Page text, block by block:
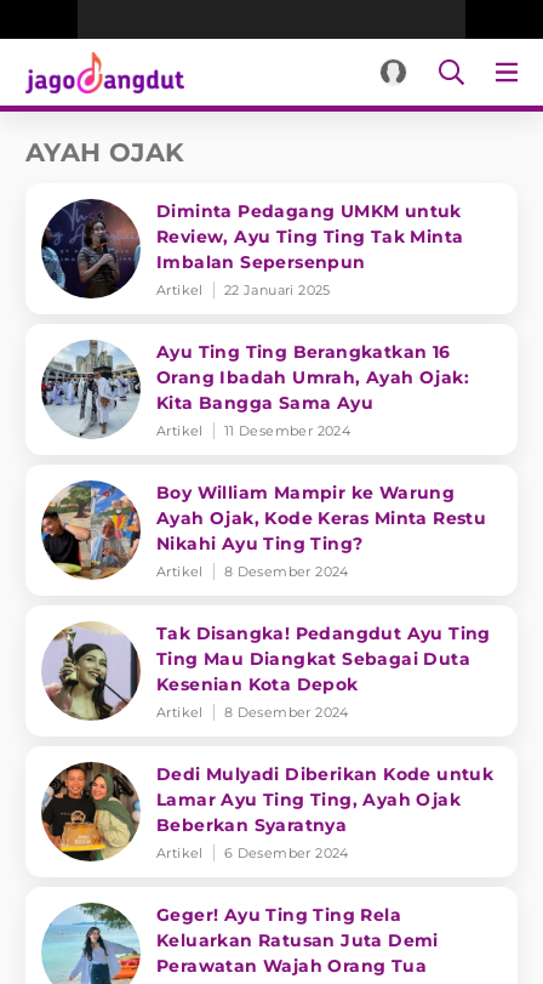
AYAH OJAK
Diminta Pedagang UMKM untuk
Review, Ayu Ting Ting Tak Minta
Imbalan Sepersenpun
Artikel 22 Januari 2025
Ayu Ting Ting Berangkatkan 16
Orang Ibadah Umrah, Ayah Ojak:
Kita Bangga Sama Ayu
Artikel 11 Desember 2024
Boy William Mampir ke Warung
Ayah Ojak, Kode Keras Minta Restu
Nikahi Ayu Ting Ting?
Artikel 8 Desember 2024
Tak Disangka! Pedangdut Ayu Ting
Ting Mau Diangkat Sebagai Duta
Kesenian Kota Depok
Artikel 8 Desember 2024
Dedi Mulyadi Diberikan Kode untuk
Lamar Ayu Ting Ting, Ayah Ojak
Beberkan Syaratnya
Artikel 6 Desember 2024
Geger! Ayu Ting Ting Rela
Keluarkan Ratusan Juta Demi
Perawatan Wajah Orang Tua